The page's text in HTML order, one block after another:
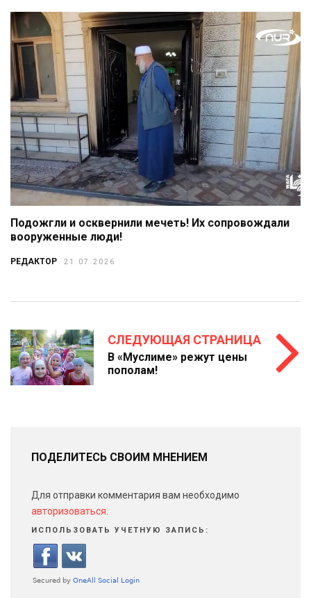
Подожгли и осквернили мечеть! Их сопровождали
вооруженные люди!
РЕДАКТОР 21.07.2026
СЛЕДУЮЩАЯ СТРАНИЦА
В «Муслиме» режут цены
пополам!
ПОДЕЛИТЕСЬ СВОИМ МНЕНИЕМ
Для отправки комментария вам необходимо
авторизоваться
ИСПОЛЬЗОВАТЬ УЧЕТНУЮ ЗАПИСЬ: